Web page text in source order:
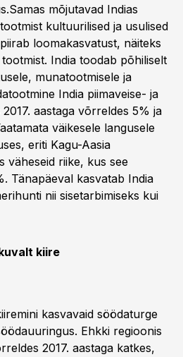
mõjutavad Indias
kultuurilised ja usulised
loomakasvatust, näiteks
India toodab põhiliselt
munatootmisele ja
India piimaveise- ja
aastaga võrreldes 5% ja
väikesele langusele
eriti Kagu-Aasia
väheseid riike, kus see
Tänapäeval kasvatab India
nii sisetarbimiseks kui
kiire
kasvavaid söödaturge
Ehkki regioonis
2017. aastaga katkes,